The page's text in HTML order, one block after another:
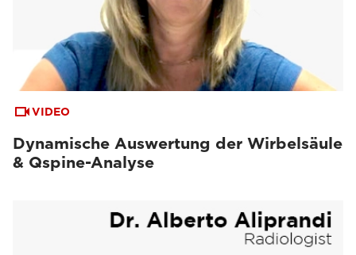
VIDEO
Dynamische Auswertung der Wirbelsäule
& Qspine-Analyse